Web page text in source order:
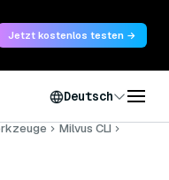
Jetzt kostenlos testen →
Deutsch
Milvus CLI